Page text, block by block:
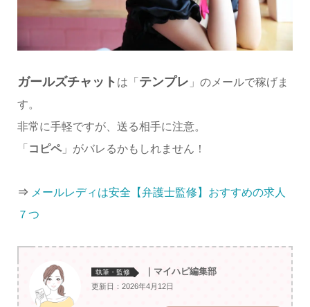
ガールズチャット は「 テンプレ 」のメールで稼げま
す。
非常に手軽ですが、送る相手に注意。
「 コピペ」がバレるかもしれません！
⇒ メールレディは安全【弁護士監修】おすすめの求人
７つ
執筆・監修 ｜マイハピ編集部
更新日：2026年4月12日